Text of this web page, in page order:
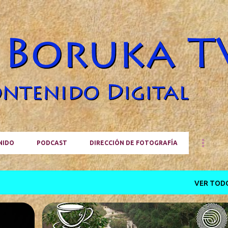
Ir al contenido principal
PODCAST DIRECCIÓN DE FOTOGRAFÍA
VER